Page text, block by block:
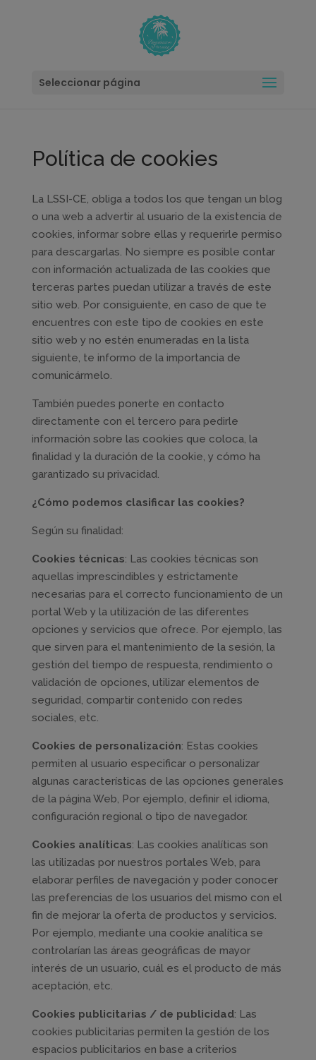
Seleccionar página
Política de cookies
La LSSI-CE, obliga a todos los que tengan un blog
o una web a advertir al usuario de la existencia de
cookies, informar sobre ellas y requerirle permiso
para descargarlas. No siempre es posible contar
con información actualizada de las cookies que
terceras partes puedan utilizar a través de este
sitio web. Por consiguiente, en caso de que te
encuentres con este tipo de cookies en este
sitio web y no estén enumeradas en la lista
siguiente, te informo de la importancia de
comunicármelo.
También puedes ponerte en contacto
directamente con el tercero para pedirle
información sobre las cookies que coloca, la
finalidad y la duración de la cookie, y cómo ha
garantizado su privacidad.
¿Cómo podemos clasificar las cookies?
Según su finalidad:
Cookies técnicas: Las cookies técnicas son
aquellas imprescindibles y estrictamente
necesarias para el correcto funcionamiento de un
portal Web y la utilización de las diferentes
opciones y servicios que ofrece. Por ejemplo, las
que sirven para el mantenimiento de la sesión, la
gestión del tiempo de respuesta, rendimiento o
validación de opciones, utilizar elementos de
seguridad, compartir contenido con redes
sociales, etc.
Cookies de personalización: Estas cookies
permiten al usuario especificar o personalizar
algunas características de las opciones generales
de la página Web, Por ejemplo, definir el idioma,
configuración regional o tipo de navegador.
Cookies analíticas: Las cookies analíticas son
las utilizadas por nuestros portales Web, para
elaborar perfiles de navegación y poder conocer
las preferencias de los usuarios del mismo con el
fin de mejorar la oferta de productos y servicios.
Por ejemplo, mediante una cookie analítica se
controlarían las áreas geográficas de mayor
interés de un usuario, cuál es el producto de más
aceptación, etc.
Cookies publicitarias / de publicidad: Las
cookies publicitarias permiten la gestión de los
espacios publicitarios en base a criterios